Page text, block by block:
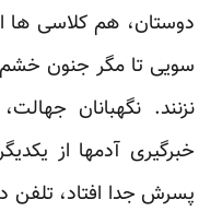
دوستان، هم کلاسی ها
سویی تا مگر جنون
نزنند. نگهبانان
خبرگیری آدمها از
پسرش جدا افتاد،